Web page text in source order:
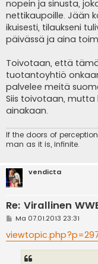
nopein ja sinusta,
nettikaupoille. Jään
ikuisesti, tilaukseni
päivässä ja aina
Toivotaan, että
tuotantoyhtiö
palvelee meitä
Siis toivotaan, mutta
ainakaan.
If the doors of
man as it is, infinite.
vendicta
Re: Virallinen
V
e
s
Ma 07.01.2013 23:31